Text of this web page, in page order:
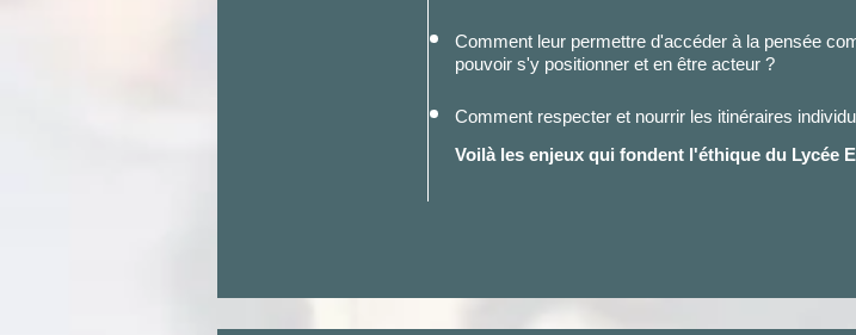
Rencontres et
Comment leur permettre d'accéder à la pensée
pouvoir s'y positionner et en être acteur ?
Comment respecter et nourrir les itinéraires
Voilà les enjeux qui fondent l'éthique du Lycée